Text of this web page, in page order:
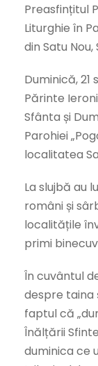
Preasfințitul
Liturghie în
din Satu Nou,
Duminică,
Părinte
Sfânta și
Parohiei
localitatea
La slujbă au
români și
localitățile
primi
În cuvântul
despre taina
faptul că
Înălțării
duminica ce